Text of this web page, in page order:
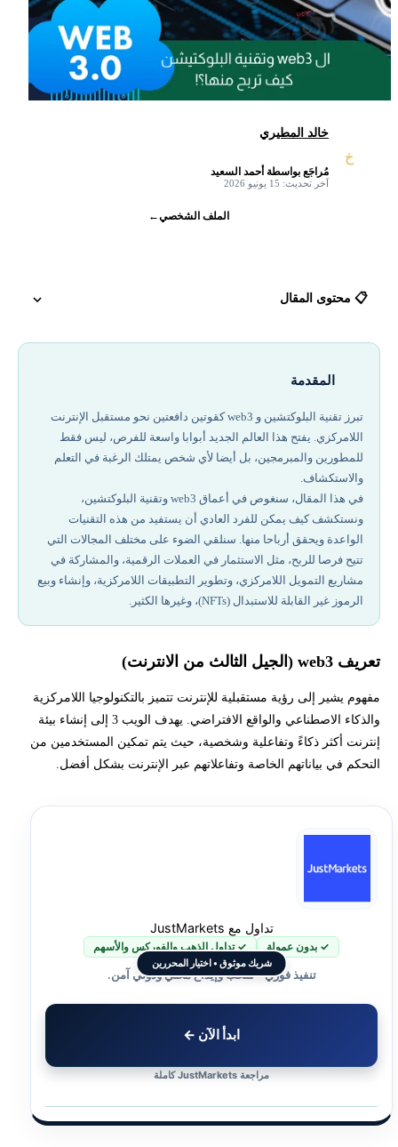
خ
خالد المطيري
مُراجَع بواسطة أحمد السعيد
آخر تحديث: 15 يونيو 2026
الملف الشخصي←
📋 محتوى المقال
أفضل شركات تداول مرخصة في 2026
ما هي الفروقات الرئيسية بين جيل الويب الأول وغيره على تجربة
المستخدمين؟
ما هي تطبيقات الجيل الثالث web3؟
ما هو البلوكتشين (Blockchain)؟
فهم Web3 وموقع Ledger فيه
تحتاج لاستشارة لمعرفة كيفية الربح من النت؟
المقدمة
تبرز تقنية البلوكتشين و web3 كقوتين دافعتين نحو مستقبل الإنترنت
اللامركزي. يفتح هذا العالم الجديد أبوابا واسعة للفرص، ليس فقط
للمطورين والمبرمجين، بل أيضا لأي شخص يمتلك الرغبة في التعلم
والاستكشاف.
في هذا المقال، سنغوص في أعماق web3 وتقنية البلوكتشين،
ونستكشف كيف يمكن للفرد العادي أن يستفيد من هذه التقنيات
الواعدة ويحقق أرباحا منها. سنلقي الضوء على مختلف المجالات التي
تتيح فرصا للربح، مثل الاستثمار في العملات الرقمية، والمشاركة في
مشاريع التمويل اللامركزي، وتطوير التطبيقات اللامركزية، وإنشاء وبيع
الرموز غير القابلة للاستبدال (NFTs)، وغيرها الكثير.
تعريف web3 (الجيل الثالث من الانترنت)
مفهوم يشير إلى رؤية مستقبلية للإنترنت تتميز بالتكنولوجيا اللامركزية
والذكاء الاصطناعي والواقع الافتراضي. يهدف الويب 3 إلى إنشاء بيئة
إنترنت أكثر ذكاءً وتفاعلية وشخصية، حيث يتم تمكين المستخدمين من
التحكم في بياناتهم الخاصة وتفاعلاتهم عبر الإنترنت بشكل أفضل.
شريك موثوق • اختيار المحررين
تداول مع JustMarkets
✓ بدون عمولة ✓ تداول الذهب والفوركس والأسهم
تنفيذ فوري • سحب وإيداع محلي ودولي آمن.
ابدأ الآن ←
مراجعة JustMarkets كاملة